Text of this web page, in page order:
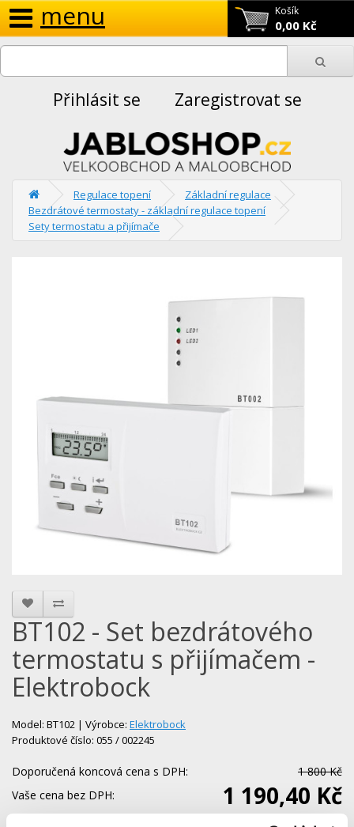
Košík
0,00 Kč
menu
Přihlásit se Zaregistrovat se
Regulace topení
Základní regulace
Bezdrátové termostaty - základní regulace topení
Sety termostatu a přijímače
BT102 - Set bezdrátového
termostatu s přijímačem -
Elektrobock
Model: BT102 | Výrobce: Elektrobock
Produktové číslo: 055 / 002245
Doporučená koncová cena s DPH:
1 800 Kč
Vaše cena bez DPH:
1 190,40 Kč
Vaše cena včetně DPH:
1 440 Kč